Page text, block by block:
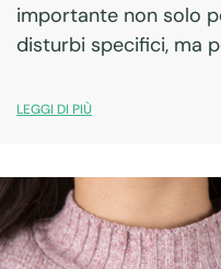
importante non solo
disturbi specifici, ma
soprattutto quando
LEGGI DI PIÙ